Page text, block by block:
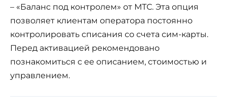
– «Баланс под контролем» от МТС. Эта опция
позволяет клиентам оператора постоянно
контролировать списания со счета сим-карты.
Перед активацией рекомендовано
познакомиться с ее описанием, стоимостью и
управлением.